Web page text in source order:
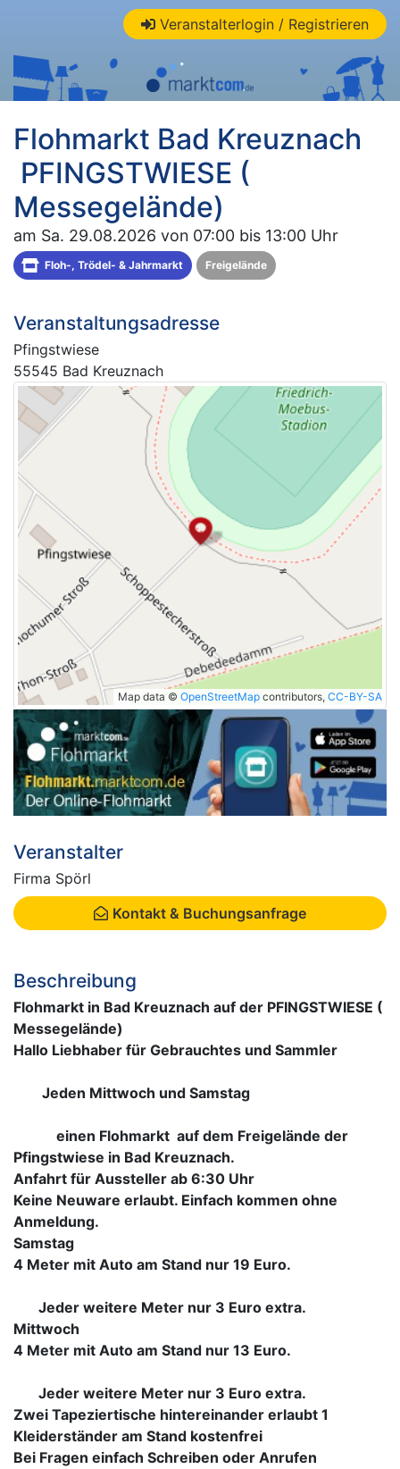
Veranstalterlogin / Registrieren
Flohmarkt Bad Kreuznach
PFINGSTWIESE (
Messegelände)
am Sa. 29.08.2026 von 07:00 bis 13:00 Uhr
Floh-, Trödel- & Jahrmarkt Freigelände
Veranstaltungsadresse
Pfingstwiese
55545 Bad Kreuznach
Map data © OpenStreetMap contributors, CC-BY-SA
Veranstalter
Firma Spörl
Kontakt & Buchungsanfrage
Beschreibung
Flohmarkt in Bad Kreuznach auf der PFINGSTWIESE (
Messegelände)
Hallo Liebhaber für Gebrauchtes und Sammler
Jeden Mittwoch und Samstag
einen Flohmarkt auf dem Freigelände der
Pfingstwiese in Bad Kreuznach.
Anfahrt für Aussteller ab 6:30 Uhr
Keine Neuware erlaubt. Einfach kommen ohne
Anmeldung.
Samstag
4 Meter mit Auto am Stand nur 19 Euro.
Jeder weitere Meter nur 3 Euro extra.
Mittwoch
4 Meter mit Auto am Stand nur 13 Euro.
Jeder weitere Meter nur 3 Euro extra.
Zwei Tapeziertische hintereinander erlaubt 1
Kleiderständer am Stand kostenfrei
Bei Fragen einfach Schreiben oder Anrufen